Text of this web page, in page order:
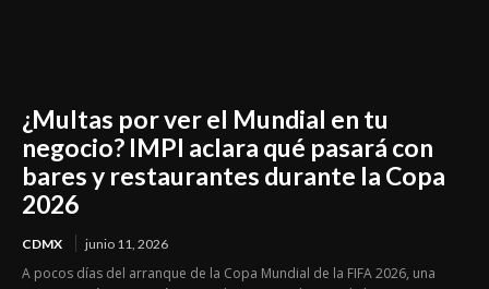
¿Multas por ver el Mundial en tu
negocio? IMPI aclara qué pasará con
bares y restaurantes durante la Copa
2026
CDMX junio 11, 2026
A pocos días del arranque de la Copa Mundial de la FIFA 2026, una